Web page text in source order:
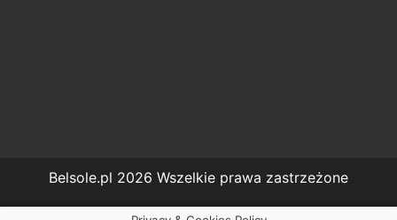
Belsole.pl 2026 Wszelkie prawa zastrzeżone